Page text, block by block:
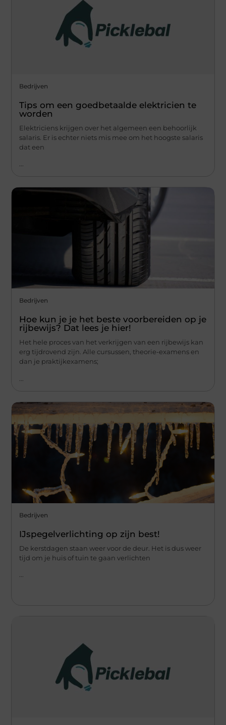
Bedrijven
Tips om een ​​goedbetaalde elektricien te
worden
Elektriciens krijgen over het algemeen een behoorlijk
salaris. Er is echter niets mis mee om het hoogste salaris
dat een
...
Bedrijven
Hoe kun je je het beste voorbereiden op je
rijbewijs? Dat lees je hier!
Het hele proces van het verkrijgen van een rijbewijs kan
erg tijdrovend zijn. Alle cursussen, theorie-examens en
dan je praktijkexamens;
Bedrijven
IJspegelverlichting op zijn best!
De kerstdagen staan weer voor de deur. Het is dus weer
tijd om je huis of tuin te gaan verlichten